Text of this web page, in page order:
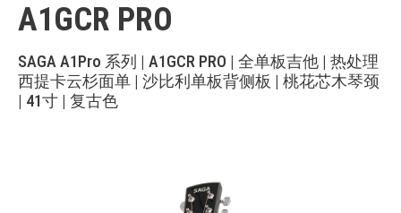
A1GCR PRO
SAGA A1Pro 系列 | A1GCR PRO | 全单板吉他 | 热处理
西提卡云杉面单 | 沙比利单板背侧板 | 桃花芯木琴颈
| 41寸 | 复古色